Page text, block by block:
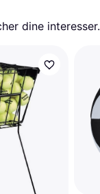
dine interesser.